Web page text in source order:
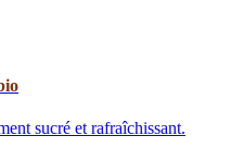
sucré et rafraîchissant.